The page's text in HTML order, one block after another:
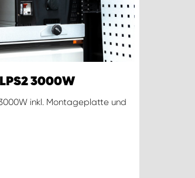
3000W
inkl. Montageplatte und